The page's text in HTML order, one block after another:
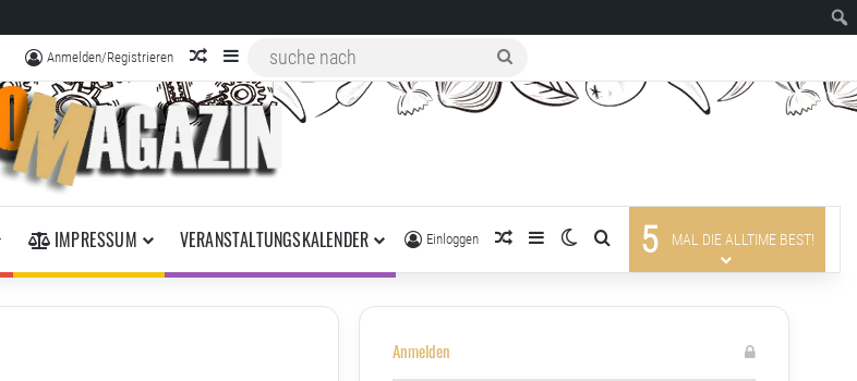
Anmelden/Registrieren zufälliger Artikel
Sidebar
nach
IMPRESSUM VERANSTALTUNGSKALENDER Einloggen zufälliger Artikel
SidebarSkin umschalten
suche nach
5 MAL DIE ALLTIME BEST!
Anmelden